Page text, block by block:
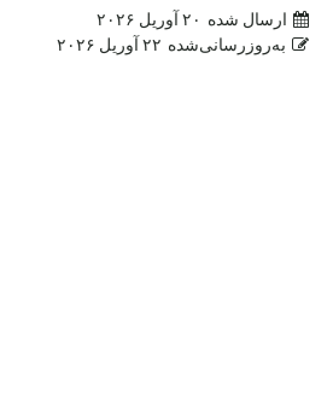
ارسال شده ۲۰ آوریل ۲۰۲۶
به‌روزرسانی‌شده ۲۲ آوریل ۲۰۲۶